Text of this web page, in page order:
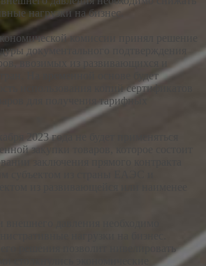
нагрузки на бизнес.
комиссии принял решение
документального подтверждения
ввозимых из развивающихся и
На временной основе будет
использования копий сертификатов
для получения тарифных
2023 года не будет применяться
закупки товаров, которое состоит
заключения прямого контракта
субъектом из страны ЕАЭС и
из развивающейся или наименее